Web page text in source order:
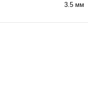
3.5 мм